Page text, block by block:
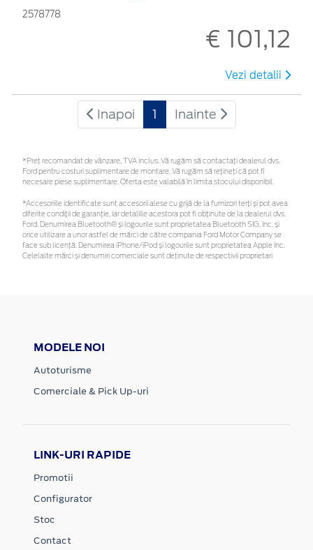
2578778
€ 101,12
Vezi detalii
Inapoi 1 Inainte
*Preţ recomandat de vânzare, TVA inclus. Vă rugăm să contactaţi dealerul dvs.
Ford pentru costuri suplimentare de montare. Vă rugăm să rețineți că pot fi
necesare piese suplimentare. Oferta este valabilă în limita stocului disponibil.
*Accesoriile identificate sunt accesorii alese cu grijă de la furnizori terți și pot avea
diferite condiții de garanție, iar detaliile acestora pot fi obținute de la dealerul dvs.
Ford. Denumirea Bluetooth® și logourile sunt proprietatea Bluetooth SIG, Inc. și
orice utilizare a unor astfel de mărci de către compania Ford Motor Company se
face sub licență. Denumirea iPhone/iPod și logourile sunt proprietatea Apple Inc.
Celelalte mărci și denumiri comerciale sunt deținute de respectivii proprietari
MODELE NOI
Autoturisme
Comerciale & Pick Up-uri
LINK-URI RAPIDE
Promotii
Configurator
Stoc
Contact